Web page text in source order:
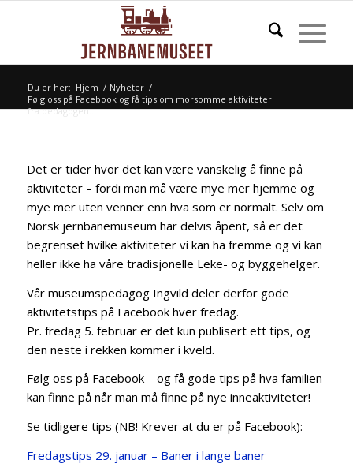
Du er her: Hjem / Nyheter /
Følg oss på Facebook og få tips om morsomme aktiviteter
fra pedagogen...
Det er tider hvor det kan være vanskelig å finne på
aktiviteter – fordi man må være mye mer hjemme og
mye mer uten venner enn hva som er normalt. Selv om
Norsk jernbanemuseum har delvis åpent, så er det
begrenset hvilke aktiviteter vi kan ha fremme og vi kan
heller ikke ha våre tradisjonelle Leke- og byggehelger.
Vår museumspedagog Ingvild deler derfor gode
aktivitetstips på Facebook hver fredag.
Pr. fredag 5. februar er det kun publisert ett tips, og
den neste i rekken kommer i kveld.
Følg oss på Facebook – og få gode tips på hva familien
kan finne på når man må finne på nye inneaktiviteter!
Se tidligere tips (NB! Krever at du er på Facebook):
Fredagstips 29. januar – Baner i lange baner